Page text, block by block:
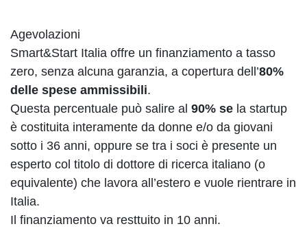
Agevolazioni
Smart&Start Italia offre un finanziamento a tasso
zero, senza alcuna garanzia, a copertura dell’80%
delle spese ammissibili.
Questa percentuale può salire al 90% se la startup
è costituita interamente da donne e/o da giovani
sotto i 36 anni, oppure se tra i soci è presente un
esperto col titolo di dottore di ricerca italiano (o
equivalente) che lavora all’estero e vuole rientrare in
Italia.
Il finanziamento va resttuito in 10 anni.